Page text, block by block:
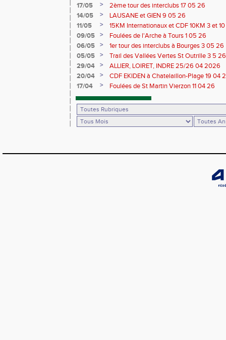
17/05
>
2ème tour des interclubs 17 05 26
14/05
>
LAUSANE et GIEN 9 05 26
11/05
>
15KM Internationaux et CDF 10KM 3 et
09/05
>
Foulées de l'Arche à Tours 1 05 26
06/05
>
1er tour des interclubs à Bourges 3 05 26
05/05
>
Trail des Vallées Vertes St Outrille 3 5 26
29/04
>
ALLIER, LOIRET, INDRE 25/26 04 2026
20/04
>
CDF EKIDEN à Chatelaillon-Plage 19 04
17/04
> Foulées de St Martin Vierzon 11 04 26